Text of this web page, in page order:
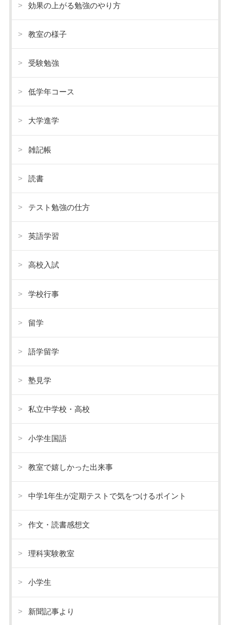
効果の上がる勉強のやり方
教室の様子
受験勉強
低学年コース
大学進学
雑記帳
読書
テスト勉強の仕方
英語学習
高校入試
学校行事
留学
語学留学
塾見学
私立中学校・高校
小学生国語
教室で嬉しかった出来事
中学1年生が定期テストで気をつけるポイント
作文・読書感想文
理科実験教室
小学生
新聞記事より